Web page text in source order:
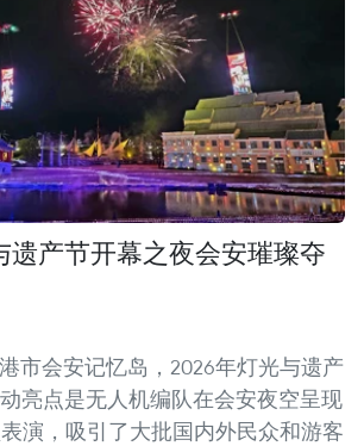
遗产节开幕之夜会安璀璨夺
市会安记忆岛，2026年灯光与遗产
亮点是无人机编队在会安夜空呈现
演，吸引了大批国内外民众和游客